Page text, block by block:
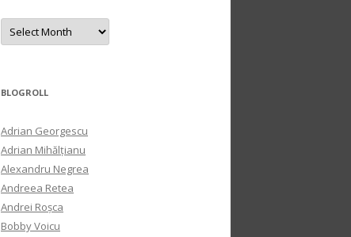
Archives
BLOGROLL
Adrian Georgescu
Adrian Mihălțianu
Alexandru Negrea
Andreea Retea
Andrei Roșca
Bobby Voicu